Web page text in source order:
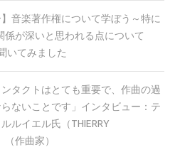
】音楽著作権について学ぼう～特に
係が深いと思われる点について
いてみました
ンタクトはとても重要で、作曲の過
ないことです」インタビュー：テ
ルイエル氏（THIERRY
（作曲家）